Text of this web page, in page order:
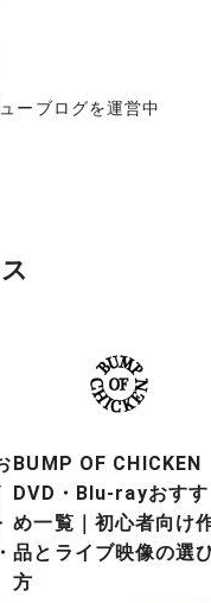
ーブログを運営中
BUMP OF CHICKEN
DVD・Blu-rayおすす
め一覧｜初心者向け
品とライブ映像の選
方